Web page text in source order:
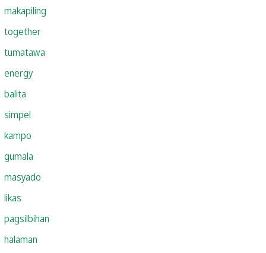
makapiling
together
tumatawa
energy
balita
simpel
kampo
gumala
masyado
likas
pagsilbihan
halaman